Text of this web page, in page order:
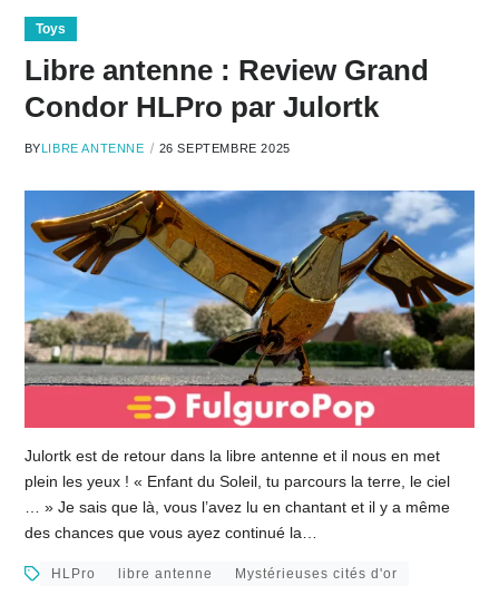
Toys
Libre antenne : Review Grand
Condor HLPro par Julortk
BYLIBRE ANTENNE 26 SEPTEMBRE 2025
Julortk est de retour dans la libre antenne et il nous en met
plein les yeux ! « Enfant du Soleil, tu parcours la terre, le ciel
… » Je sais que là, vous l’avez lu en chantant et il y a même
des chances que vous ayez continué la…
HLPro libre antenne Mystérieuses cités d'or